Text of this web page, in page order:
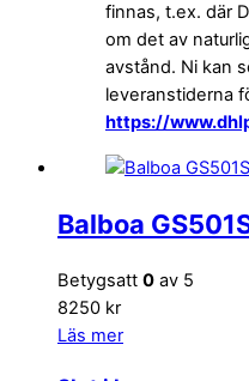
finnas, t.ex. där
om det av
avstånd. Ni kan
leveranstiderna
https://
Balboa
Betygsatt 0 av 5
8250 kr
Läs mer